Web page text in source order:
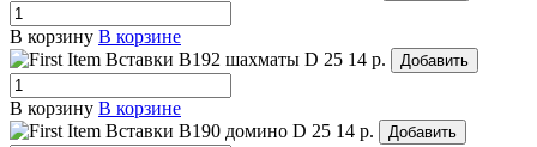
В корзину В корзине
Вставки B192 шахматы D 25 14 р. Добавить
В корзину В корзине
Вставки B190 домино D 25 14 р. Добавить